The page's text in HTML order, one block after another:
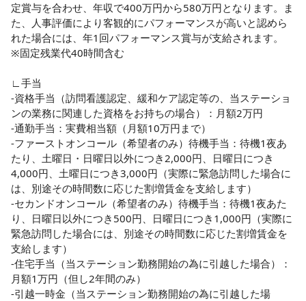
定賞与を合わせ、年収で400万円から580万円となります。ま
た、人事評価により客観的にパフォーマンスが高いと認めら
れた場合には、年1回パフォーマンス賞与が支給されます。
※固定残業代40時間含む
∟手当
-資格手当（訪問看護認定、緩和ケア認定等の、当ステーショ
ンの業務に関連した資格をお持ちの場合）：月額2万円
-通勤手当：実費相当額（月額10万円まで）
-ファーストオンコール（希望者のみ）待機手当：待機1夜あ
たり、土曜日・日曜日以外につき2,000円、日曜日につき
4,000円、土曜日につき3,000円（実際に緊急訪問した場合に
は、別途その時間数に応じた割増賃金を支給します）
-セカンドオンコール（希望者のみ）待機手当：待機1夜あた
り、日曜日以外につき500円、日曜日につき1,000円（実際に
緊急訪問した場合には、別途その時間数に応じた割増賃金を
支給します）
-住宅手当（当ステーション勤務開始の為に引越した場合）：
月額1万円（但し2年間のみ）
-引越一時金（当ステーション勤務開始の為に引越した場